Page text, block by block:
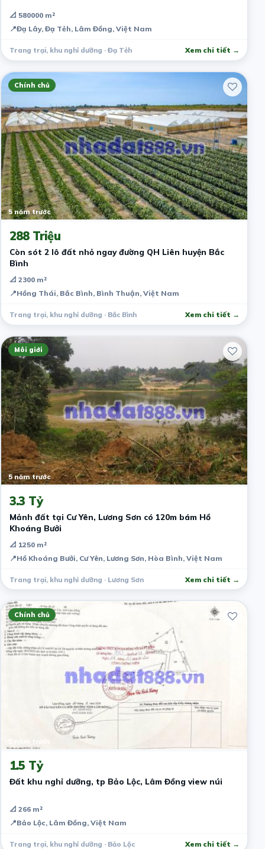
📐 580000 m²
📍Đạ Lây, Đạ Tẻh, Lâm Đồng, Việt Nam
Trang trại, khu nghỉ dưỡng · Đạ Tẻh Xem chi tiết →
Chính chủ
5 năm trước
288 Triệu
Còn sót 2 lô đất nhỏ ngay đường QH Liên huyện Bắc
Bình
📐 2300 m²
📍Hồng Thái, Bắc Bình, Bình Thuận, Việt Nam
Trang trại, khu nghỉ dưỡng · Bắc Bình Xem chi tiết →
Môi giới
5 năm trước
3.3 Tỷ
Mảnh đất tại Cư Yên, Lương Sơn có 120m bám Hồ
Khoáng Bưởi
📐 1250 m²
📍Hồ Khoáng Bưởi, Cư Yên, Lương Sơn, Hòa Bình, Việt Nam
Trang trại, khu nghỉ dưỡng · Lương Sơn Xem chi tiết →
Chính chủ
1.5 Tỷ
Đất khu nghỉ dưỡng, tp Bảo Lộc, Lâm Đồng view núi
📐 266 m²
📍Bảo Lộc, Lâm Đồng, Việt Nam
Trang trại, khu nghỉ dưỡng · Bảo Lộc Xem chi tiết →